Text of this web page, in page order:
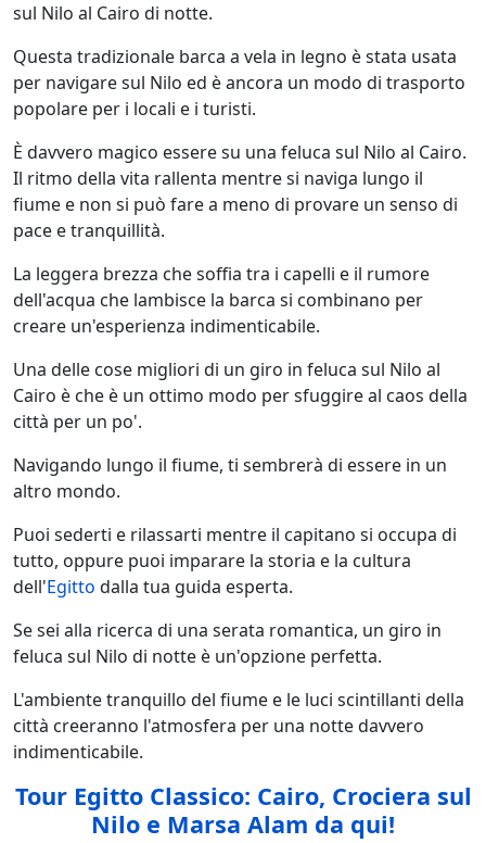
sul Nilo al Cairo di notte.
Questa tradizionale barca a vela in legno è stata usata
per navigare sul Nilo ed è ancora un modo di trasporto
popolare per i locali e i turisti.
È davvero magico essere su una feluca sul Nilo al Cairo.
Il ritmo della vita rallenta mentre si naviga lungo il
fiume e non si può fare a meno di provare un senso di
pace e tranquillità.
La leggera brezza che soffia tra i capelli e il rumore
dell'acqua che lambisce la barca si combinano per
creare un'esperienza indimenticabile.
Una delle cose migliori di un giro in feluca sul Nilo al
Cairo è che è un ottimo modo per sfuggire al caos della
città per un po'.
Navigando lungo il fiume, ti sembrerà di essere in un
altro mondo.
Puoi sederti e rilassarti mentre il capitano si occupa di
tutto, oppure puoi imparare la storia e la cultura
dell'Egitto dalla tua guida esperta.
Se sei alla ricerca di una serata romantica, un giro in
feluca sul Nilo di notte è un'opzione perfetta.
L'ambiente tranquillo del fiume e le luci scintillanti della
città creeranno l'atmosfera per una notte davvero
indimenticabile.
Tour Egitto Classico: Cairo, Crociera sul
Nilo e Marsa Alam da qui!